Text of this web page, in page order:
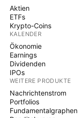
Aktien
ETFs
Krypto-Coins
KALENDER
Ökonomie
Earnings
Dividenden
IPOs
WEITERE PRODUKTE
Nachrichtenstrom
Portfolios
Fundamentalgraphen